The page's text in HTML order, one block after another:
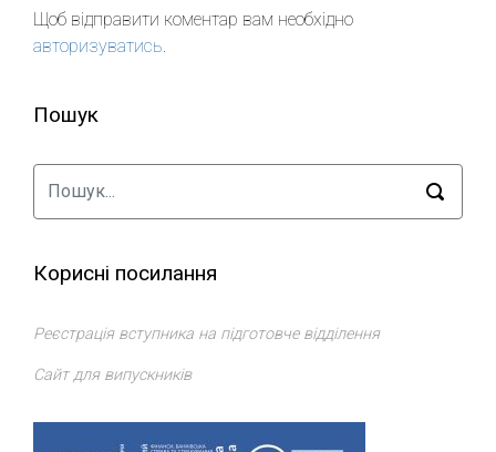
Щоб відправити коментар вам необхідно
авторизуватись.
Пошук
Корисні посилання
Реєстрація вступника на підготовче відділення
Сайт для випускників